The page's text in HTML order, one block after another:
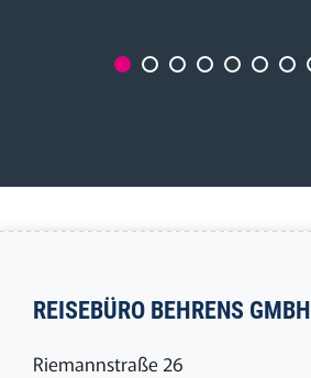
REISEBÜRO BEHRENS GMBH
Riemannstraße 26